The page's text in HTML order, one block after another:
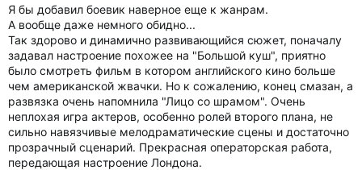
Я бы добавил боевик наверное еще к жанрам.
А вообще даже немного обидно...
Так здорово и динамично развивающийся сюжет, поначалу
задавал настроение похожее на "Большой куш", приятно
было смотреть фильм в котором английского кино больше
чем американской жвачки. Но к сожалению, конец смазан, а
развязка очень напомнила "Лицо со шрамом". Очень
неплохая игра актеров, особенно ролей второго плана, не
сильно навязчивые мелодраматические сцены и достаточно
прозрачный сценарий. Прекрасная операторская работа,
передающая настроение Лондона.